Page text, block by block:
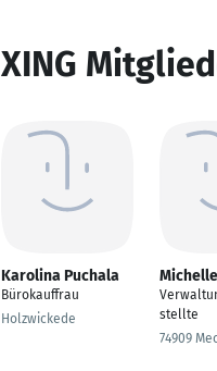
XING
Karolina Puchala
Bürokauffrau
Holzwickede
stellte
74909